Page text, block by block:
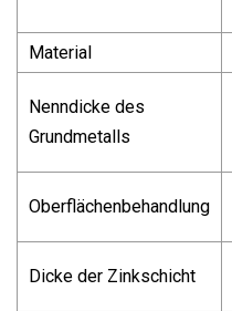
Material
Nenndicke des
Grundmetalls
Oberflächenbehandlung
Dicke der Zinkschicht